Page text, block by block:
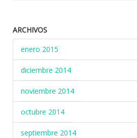
ARCHIVOS
enero 2015
diciembre 2014
noviembre 2014
octubre 2014
septiembre 2014